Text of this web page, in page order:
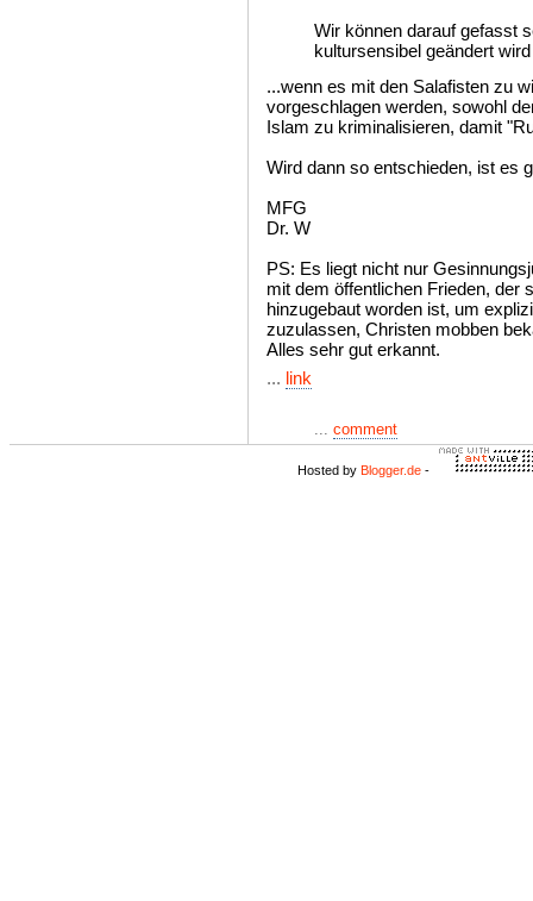
Wir können darauf gefasst
kultursensibel geändert
...wenn es mit den Salafisten zu
vorgeschlagen werden, sowohl
Islam zu kriminalisieren, damit
Wird dann so entschieden, ist es
MFG
Dr. W
PS: Es liegt nicht nur
mit dem öffentlichen Frieden, der
hinzugebaut worden ist, um
zuzulassen, Christen mobben
Alles sehr gut erkannt.
... link
... comment
Hosted by Blogger.de -